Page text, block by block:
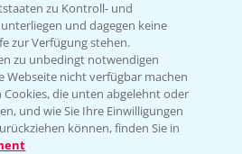
zu Kontroll- und
und dagegen keine
zur Verfügung stehen.
zu unbedingt notwendigen
Webseite nicht verfügbar machen
die unten abgelehnt oder
und wie Sie Ihre Einwilligungen
können, finden Sie in